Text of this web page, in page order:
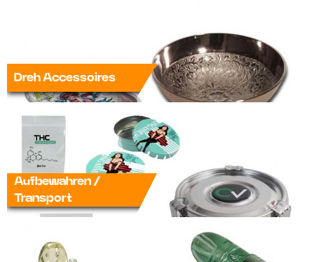
Dreh Accessoires
Aufbewahren /
Transport